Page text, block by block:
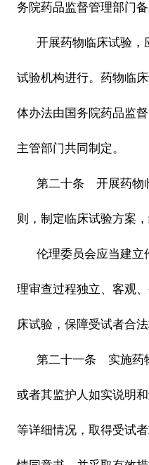
务院药品监督管理部门备
开展药物临床试验，
试验机构进行。药物临
体办法由国务院药品监
主管部门共同制定。
第二十条 开展药物
则，制定临床试验方案
伦理委员会应当建立
理审查过程独立、客观
床试验，保障受试者合
第二十一条 实施药
或者其监护人如实说明
等详细情况，取得受试